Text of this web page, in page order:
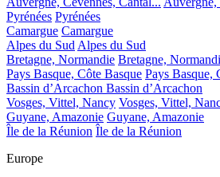
Pyrénées Pyrénées
Camargue Camargue
Alpes du Sud Alpes du Sud
Bretagne, Normandie Bretagne,
Pays Basque, Côte Basque Pays Basque,
Bassin d’Arcachon Bassin d’Arcachon
Vosges, Vittel, Nancy Vosges, Vittel,
Guyane, Amazonie Guyane, Amazonie
Île de la Réunion Île de la Réunion
Europe